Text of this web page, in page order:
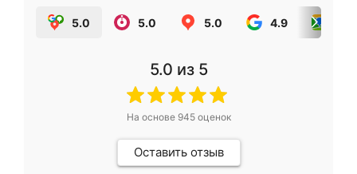
5.0 5.0 5.0 4.9
5.0 из 5
На основе 945оценок
Оставить отзыв